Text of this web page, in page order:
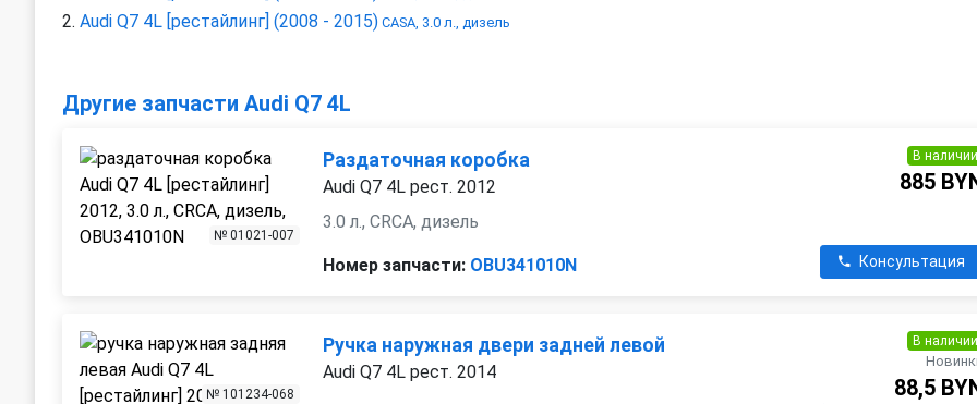
Audi Q7 4L [рестайлинг] (2008 - 2015) CASA, 3.0 л., дизель
Другие запчасти Audi Q7 4L
№ 01021-007
Раздаточная коробка
Audi Q7 4L рест. 2012
3.0 л., CRCA, дизель
Номер запчасти: OBU341010N
В наличии
885
Консультация
№ 101234-068
Ручка наружная двери задней левой
Audi Q7 4L рест. 2014
В наличии
88,5